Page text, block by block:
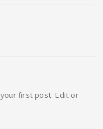
first post. Edit or